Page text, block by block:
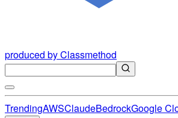
produced by Classmethod
TrendingAWSClaudeBedrockGoogle